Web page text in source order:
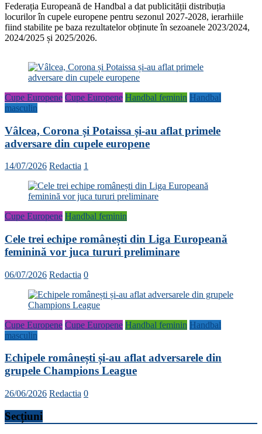
Federația Europeană de Handbal a dat publicității distribuția
locurilor în cupele europene pentru sezonul 2027-2028, ierarhiile
fiind stabilite pe baza rezultatelor obținute în sezoanele 2023/2024,
2024/2025 și 2025/2026.
Cupe Europene Cupe Europene Handbal feminin Handbal
masculin
Vâlcea, Corona și Potaissa și-au aflat primele
adversare din cupele europene
14/07/2026 Redactia 1
Cupe Europene Handbal feminin
Cele trei echipe românești din Liga Europeană
feminină vor juca tururi preliminare
06/07/2026 Redactia 0
Cupe Europene Cupe Europene Handbal feminin Handbal
masculin
Echipele românești și-au aflat adversarele din
grupele Champions League
26/06/2026 Redactia 0
Secțiuni